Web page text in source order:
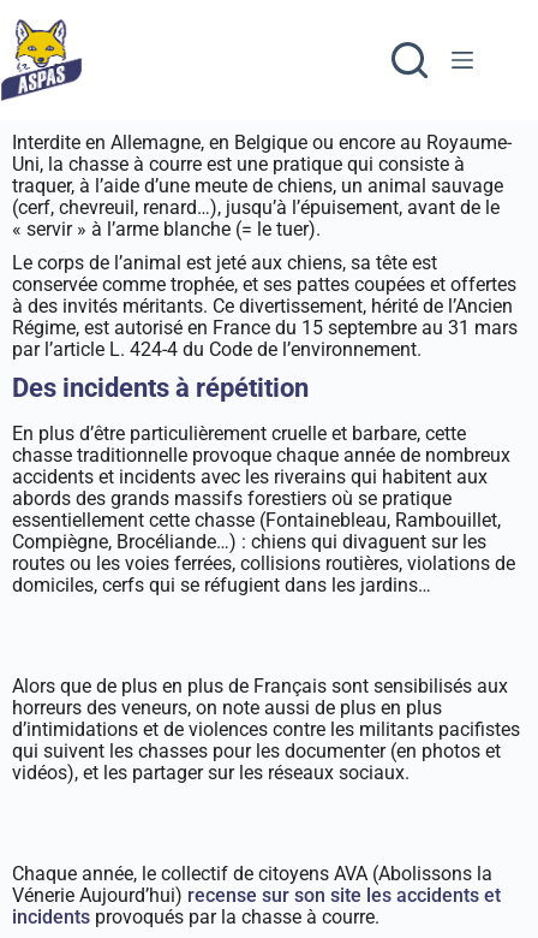
Interdite en Allemagne, en Belgique ou encore au Royaume-
Uni, la chasse à courre est une pratique qui consiste à
traquer, à l’aide d’une meute de chiens, un animal sauvage
(cerf, chevreuil, renard…), jusqu’à l’épuisement, avant de le
« servir » à l’arme blanche (= le tuer).
Le corps de l’animal est jeté aux chiens, sa tête est
conservée comme trophée, et ses pattes coupées et offertes
à des invités méritants. Ce divertissement, hérité de l’Ancien
Régime, est autorisé en France du 15 septembre au 31 mars
par l’article L. 424-4 du Code de l’environnement.
Des incidents à répétition
En plus d’être particulièrement cruelle et barbare, cette
chasse traditionnelle provoque chaque année de nombreux
accidents et incidents avec les riverains qui habitent aux
abords des grands massifs forestiers où se pratique
essentiellement cette chasse (Fontainebleau, Rambouillet,
Compiègne, Brocéliande…) : chiens qui divaguent sur les
routes ou les voies ferrées, collisions routières, violations de
domiciles, cerfs qui se réfugient dans les jardins…
Alors que de plus en plus de Français sont sensibilisés aux
horreurs des veneurs, on note aussi de plus en plus
d’intimidations et de violences contre les militants pacifistes
qui suivent les chasses pour les documenter (en photos et
vidéos), et les partager sur les réseaux sociaux.
Chaque année, le collectif de citoyens AVA (Abolissons la
Vénerie Aujourd’hui) recense sur son site les accidents et
incidents provoqués par la chasse à courre.